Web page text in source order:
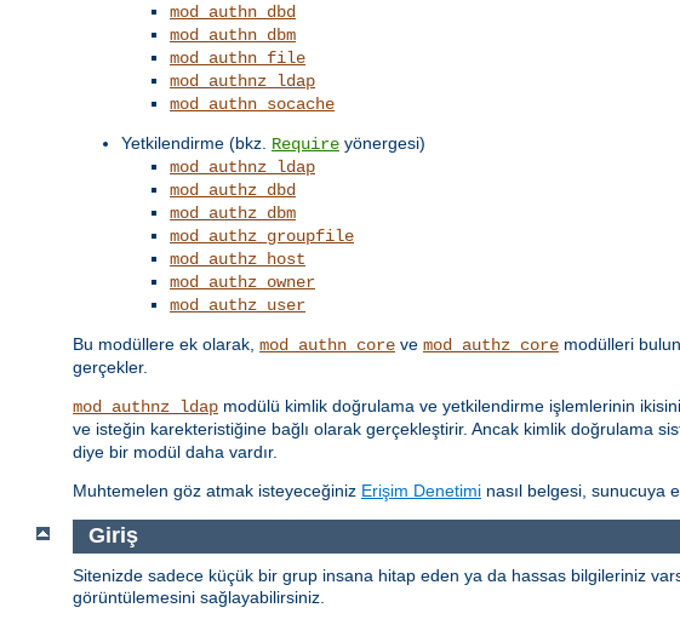
mod_authn_dbd
mod_authn_dbm
mod_authn_file
mod_authnz_ldap
mod_authn_socache
Yetkilendirme (bkz. Require yönergesi)
mod_authnz_ldap
mod_authz_dbd
mod_authz_dbm
mod_authz_groupfile
mod_authz_host
mod_authz_owner
mod_authz_user
Bu modüllere ek olarak, mod_authn_core ve mod_authz_core modülleri
gerçekler.
mod_authnz_ldap modülü kimlik doğrulama ve yetkilendirme işlemlerinin
ve isteğin karekteristiğine bağlı olarak gerçekleştirir. Ancak kimlik doğrulama
diye bir modül daha vardır.
Muhtemelen göz atmak isteyeceğiniz Erişim Denetimi nasıl belgesi, sunucuya
Giriş
Sitenizde sadece küçük bir grup insana hitap eden ya da hassas bilgileriniz
görüntülemesini sağlayabilirsiniz.